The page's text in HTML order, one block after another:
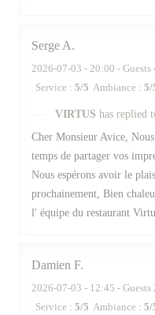
Serge A
2026-07-03 - 20:00 - Guests
Service : 5/5 Ambiance : 5/
VIRTUS has replied
Cher Monsieur Avice,
temps de partager vos
Nous espérons avoir le
prochainement, Bien
l' équipe du restaurant
Damien F
2026-07-03 - 12:45 - Guests
Service : 5/5 Ambiance : 5/